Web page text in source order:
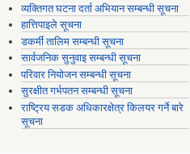
व्यक्तिगत घटना दर्ता अभियान सम्बन्धी सूचना
हात्तिपाइले सूचना
डकर्मी तालिम सम्बन्धी सूचना
सार्वजनिक सुनुवाइ सम्बन्धी सूचना
परिवार नियोजन सम्बन्धी सूचना
सुरक्षीत गर्भपतन सम्बन्धी सूचना
राष्ट्रिय सडक अधिकारक्षेत्र किलयर गर्ने बारे
सूचना